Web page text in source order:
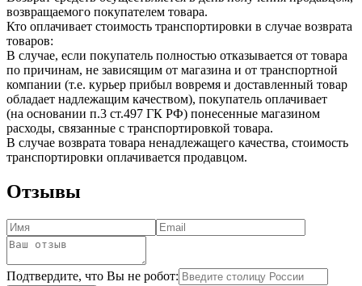
возвращаемого покупателем товара.
Кто оплачивает стоимость транспортировки в случае возврата
товаров:
В случае, если покупатель полностью отказывается от товара
по причинам, не зависящим от магазина и от транспортной
компании (т.е. курьер прибыл вовремя и доставленный товар
обладает надлежащим качеством), покупатель оплачивает
(на основании п.3 ст.497 ГК РФ) понесенные магазином
расходы, связанные с транспортировкой товара.
В случае возврата товара ненадлежащего качества, стоимость
транспортировки оплачивается продавцом.
Отзывы
Подтвердите, что Вы не робот: